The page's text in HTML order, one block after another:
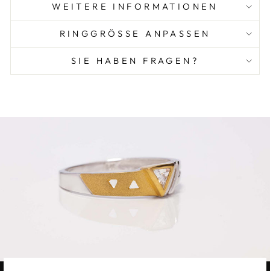
WEITERE INFORMATIONEN
RINGGRÖSSE ANPASSEN
SIE HABEN FRAGEN?